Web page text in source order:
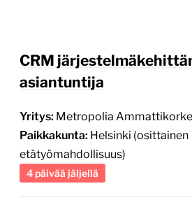
CRM
asiantuntija
Yritys: Metropolia
Paikkakunta: Helsinki (osittainen
etätyömahdollisuus)
4 päivää jäljellä